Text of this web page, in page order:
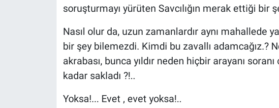
soruşturmayı yürüten Savcılığın merak ettiği bir
Nasıl olur da, uzun zamanlardır aynı mahallede
bir şey bilemezdi. Kimdi bu zavallı adamcağız.?
akrabası, bunca yıldır neden hiçbir arayanı
kadar sakladı ?!..
Yoksa!... Evet , evet yoksa!..